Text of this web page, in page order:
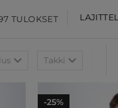
TULOKSET
Takki
-25%